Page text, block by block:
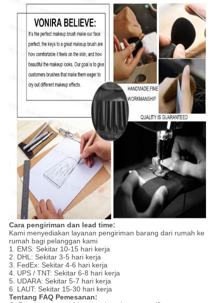
Cara pengiriman dan lead time:
Kami menyediakan layanan pengiriman barang dari rumah ke
rumah bagi pelanggan kami
1. EMS: Sekitar 10-15 hari kerja
2. DHL: Sekitar 3-5 hari kerja
3. FedEx: Sekitar 4-6 hari kerja
4. UPS / TNT: Sekitar 6-8 hari kerja
5. UDARA: Sekitar 5-7 hari kerja
6. LAUT: Sekitar 15-30 hari kerja
Tentang FAQ Pemesanan: